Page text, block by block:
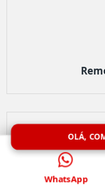
OLÁ,
WhatsApp